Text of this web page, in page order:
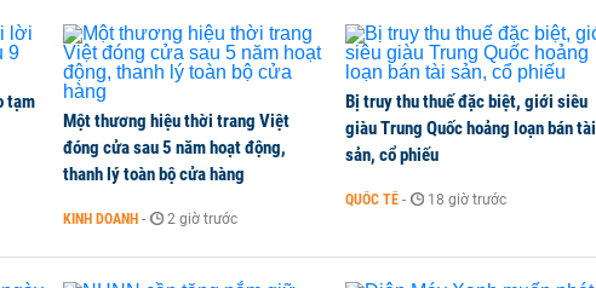
lớn nhất từ kinh doanh ngoại hối nửa đầu năm 2026:
ACB dẫn đầu nhóm tư nhân
tên doanh nghiệp, hộ kinh doanh?
tạm
Một thương hiệu thời trang Việt
đóng cửa sau 5 năm hoạt động,
thanh lý toàn bộ cửa hàng
KINH DOANH - 2 giờ trước
Bị truy thu thuế đặc biệt, giới siêu
giàu Trung Quốc hoảng loạn bán tài
sản, cổ phiếu
QUỐC TẾ - 18 giờ trước